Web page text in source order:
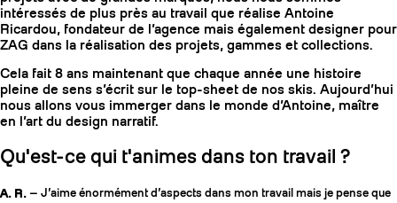
intéressés de plus près au travail que réalise Antoine
Ricardou, fondateur de l’agence mais également designer pour
ZAG dans la réalisation des projets, gammes et collections.
Cela fait 8 ans maintenant que chaque année une histoire
pleine de sens s’écrit sur le top-sheet de nos skis. Aujourd’hui
nous allons vous immerger dans le monde d’Antoine, maître
en l’art du design narratif.
Qu'est-ce qui t'animes dans ton travail ?
A. R. — J’aime énormément d’aspects dans mon travail mais je pense que